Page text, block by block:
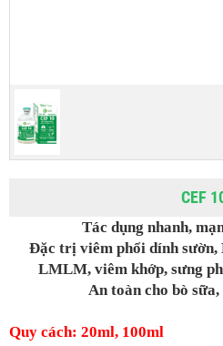
CEF
Tác dụng nhanh,
Đặc trị viêm phổi dính
LMLM, viêm khớp, sưng
An toàn cho bò
Quy cách: 20ml, 100ml